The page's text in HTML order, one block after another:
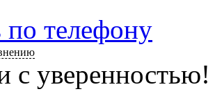
по телефону
с уверенностью!